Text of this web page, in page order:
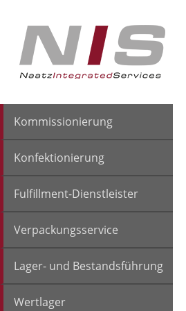
Kommissionierung
Konfektionierung
Fulfillment-Dienstleister
Verpackungsservice
Lager- und Bestandsführung
Wertlager